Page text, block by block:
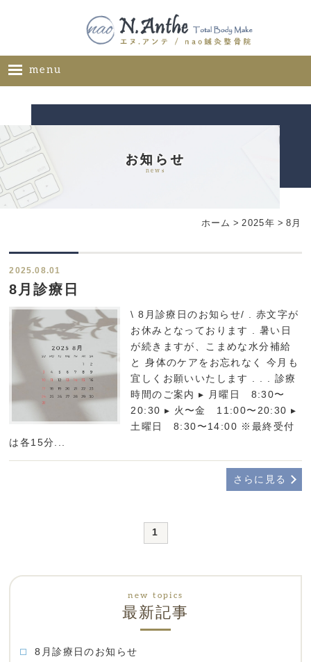
menu
メニュー
ギャラリー
ブログ
お知らせ
news
ホーム >2025年 > 8月
2025.08.01
8月診療日
\ 8月診療日のお知らせ/ . 赤文字が
お休みとなっております︎︎︎︎ . 暑い日
が続きますが、こまめな水分補給
と 身体のケアをお忘れなく 今月も
宜しくお願いいたします . . . 診療
時間のご案内 ▸ 月曜日 8:30〜
20:30 ▸ 火〜金 11:00〜20:30 ▸
土曜日 8:30〜14:00 ※最終受付
は各15分...
さらに見る
1
最新記事
8月診療日のお知らせ